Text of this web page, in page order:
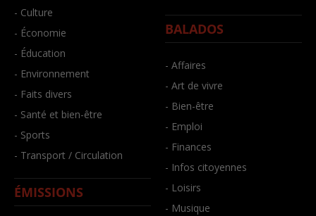
- Culture
- Économie
- Éducation
- Environnement
- Faits divers
- Santé et bien-être
- Sports
- Transport / Circulation
ÉMISSIONS
BALADOS
- Affaires
- Art de vivre
- Bien-être
- Emploi
- Finances
- Infos citoyennes
- Loisirs
- Musique